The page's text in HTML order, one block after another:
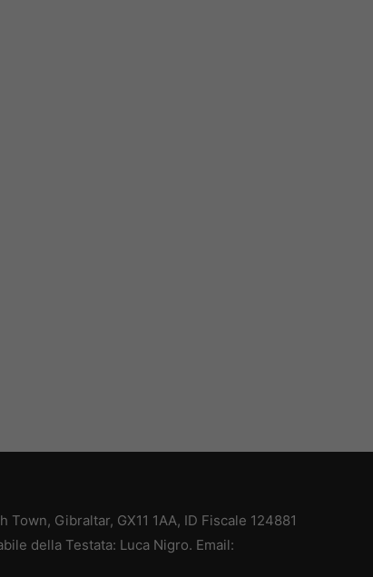
Gibraltar, GX11 1AA, ID Fiscale 124881
della Testata: Luca Nigro. Email: